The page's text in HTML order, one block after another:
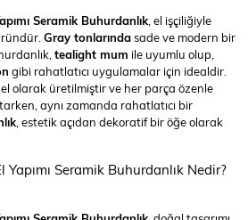
Seramik Buhurdanlık, el işçiliğiyle
Gray tonlarındasade ve modern bir
tealight mum ile uyumlu olup,
gibi rahatlatıcı uygulamalar için idealdir.
olarak üretilmiştir ve her parça özenle
aynı zamanda rahatlatıcı bir
, estetik açıdan dekoratif bir öğe olarak
Seramik Buhurdanlık Nedir?